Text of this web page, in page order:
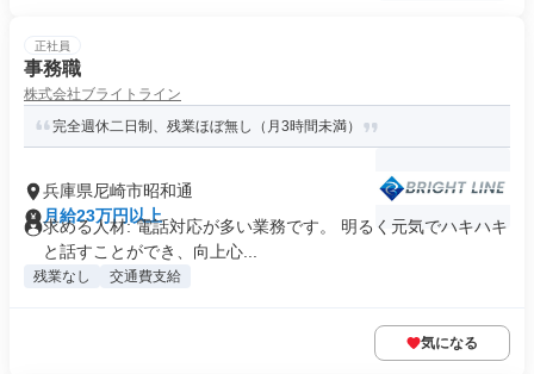
正社員
事務職
株式会社ブライトライン
完全週休二日制、残業ほぼ無し（月3時間未満）
兵庫県尼崎市昭和通
月給23万円以上
求める人材: 電話対応が多い業務です。 明るく元気でハキハキ
と話すことができ、向上心...
残業なし 交通費支給
気になる